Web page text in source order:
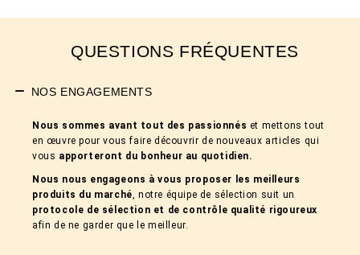
QUESTIONS FRÉQUENTES
NOS ENGAGEMENTS
Nous sommes avant tout des passionnés et mettons tout
en œuvre pour vous faire découvrir de nouveaux articles qui
vous apporteront du bonheur au quotidien.
Nous nous engageons à vous proposer les meilleurs
produits du marché, notre équipe de sélection suit un
protocole de sélection et de contrôle qualité rigoureux
afin de ne garder que le meilleur.